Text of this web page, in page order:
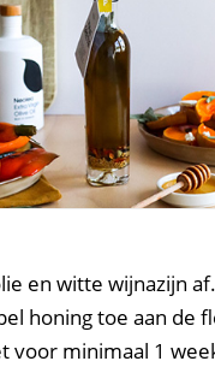
en witte wijnazijn af.
honing toe aan de
voor minimaal 1